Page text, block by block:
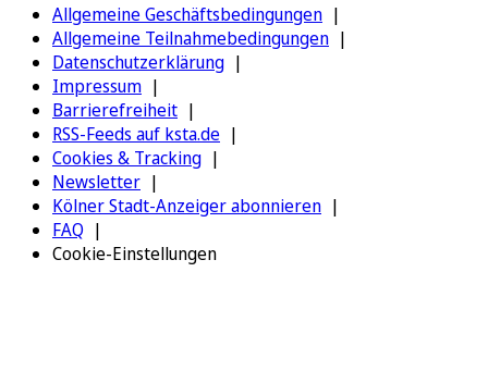
Allgemeine Geschäftsbedingungen
Allgemeine Teilnahmebedingungen
Datenschutzerklärung
Impressum
Barrierefreiheit
RSS-Feeds auf ksta.de
Cookies & Tracking
Newsletter
Kölner Stadt-Anzeiger abonnieren
FAQ
Cookie-Einstellungen